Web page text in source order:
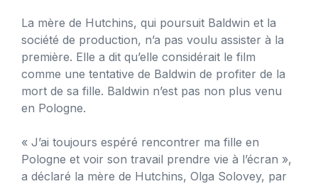
La mère de Hutchins, qui poursuit Baldwin et la
société de production, n’a pas voulu assister à la
première. Elle a dit qu’elle considérait le film
comme une tentative de Baldwin de profiter de la
mort de sa fille. Baldwin n’est pas non plus venu
en Pologne.
« J’ai toujours espéré rencontrer ma fille en
Pologne et voir son travail prendre vie à l’écran »,
a déclaré la mère de Hutchins, Olga Solovey, par